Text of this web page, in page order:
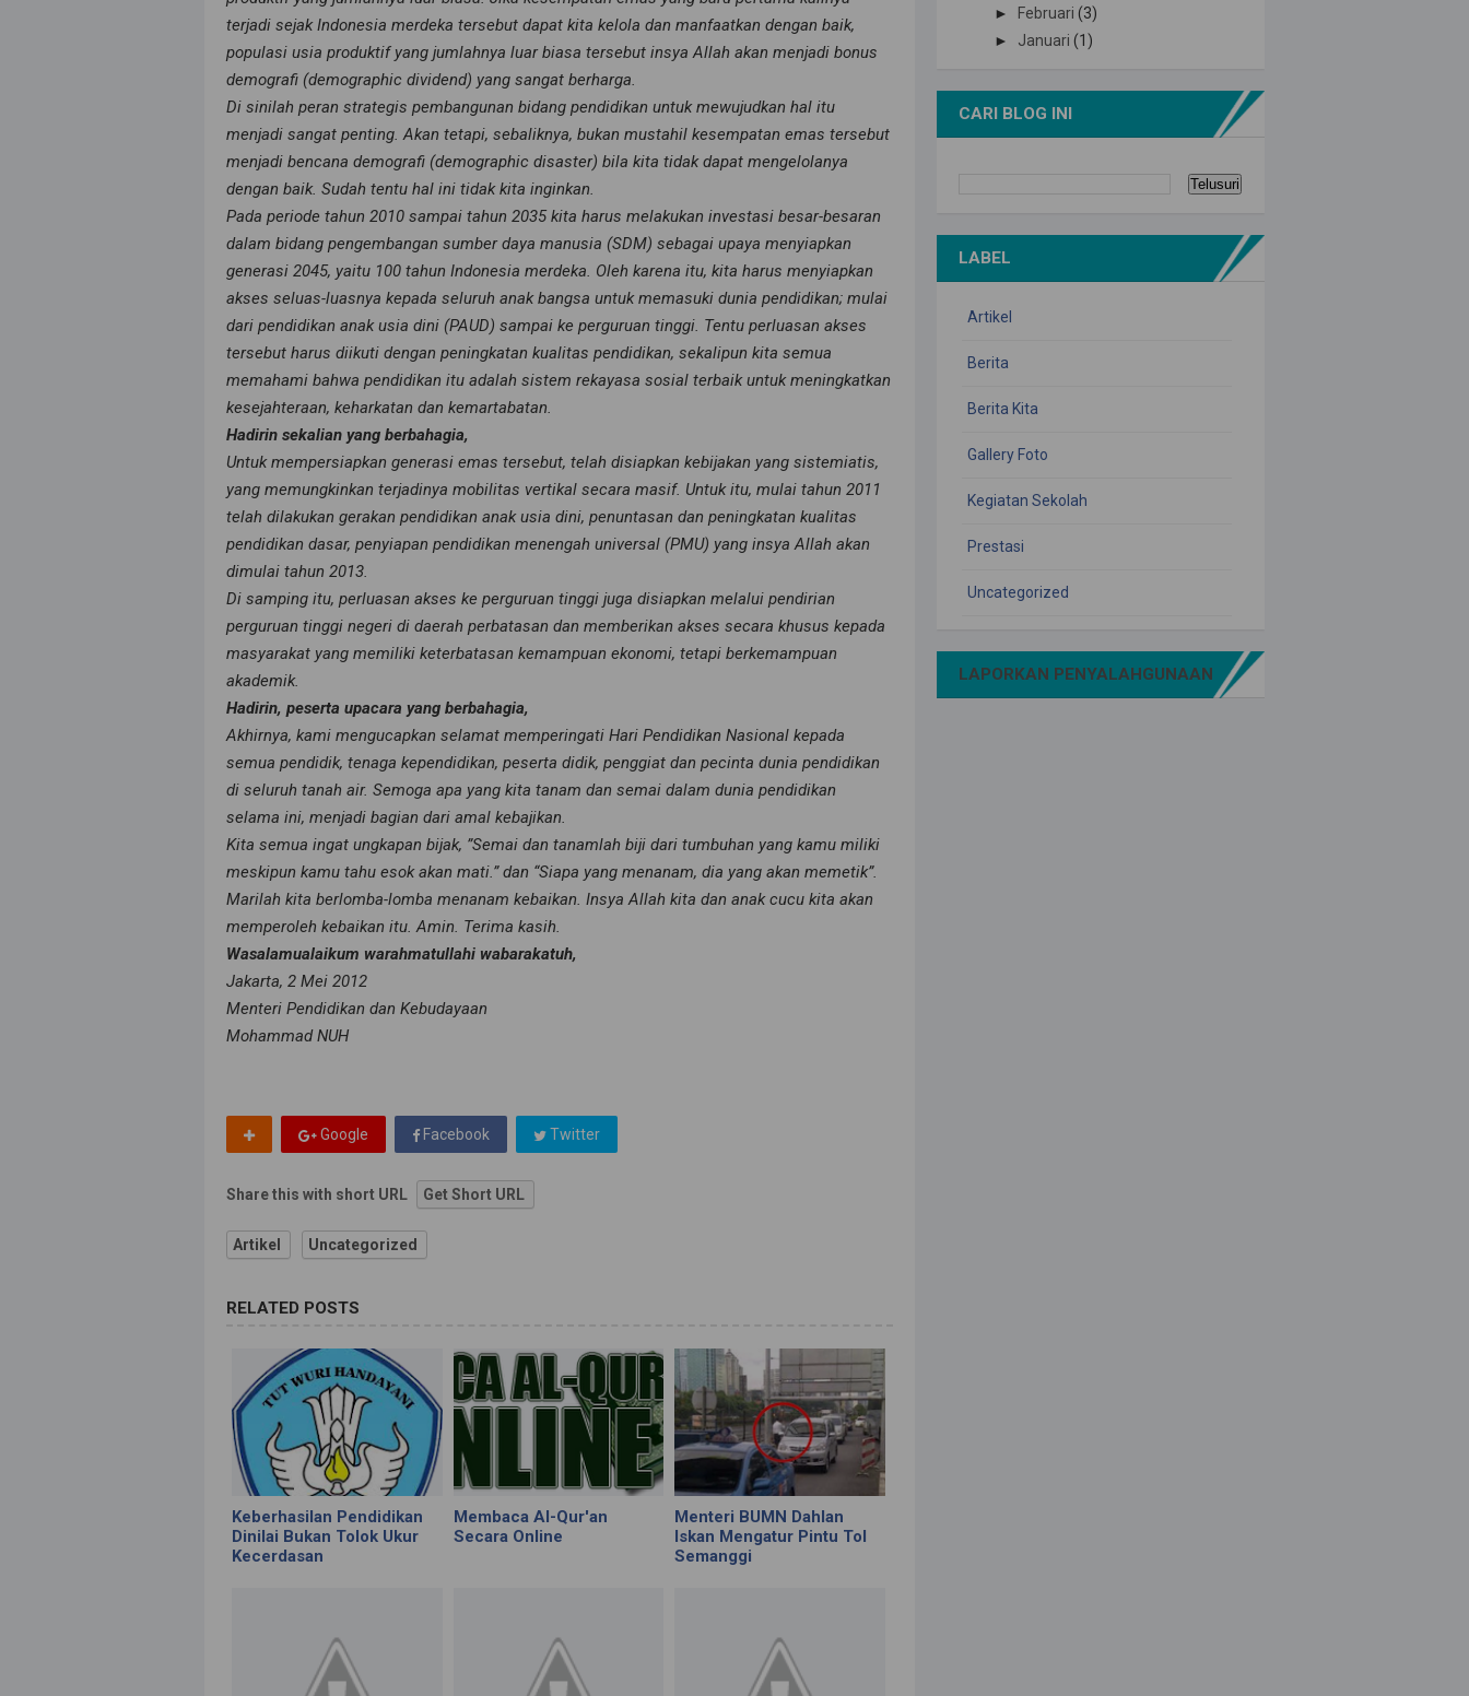
terjadi sejak Indonesia merdeka tersebut dapat kita kelola dan manfaatkan dengan baik,
populasi usia produktif yang jumlahnya luar biasa tersebut insya Allah akan menjadi bonus
demografi (demographic dividend) yang sangat berharga.
Di sinilah peran strategis pembangunan bidang pendidikan untuk mewujudkan hal itu
menjadi sangat penting. Akan tetapi, sebaliknya, bukan mustahil kesempatan emas tersebut
menjadi bencana demografi (demographic disaster) bila kita tidak dapat mengelolanya
dengan baik. Sudah tentu hal ini tidak kita inginkan.
Pada periode tahun 2010 sampai tahun 2035 kita harus melakukan investasi besar-besaran
dalam bidang pengembangan sumber daya manusia (SDM) sebagai upaya menyiapkan
generasi 2045, yaitu 100 tahun Indonesia merdeka. Oleh karena itu, kita harus menyiapkan
akses seluas-luasnya kepada seluruh anak bangsa untuk memasuki dunia pendidikan; mulai
dari pendidikan anak usia dini (PAUD) sampai ke perguruan tinggi. Tentu perluasan akses
tersebut harus diikuti dengan peningkatan kualitas pendidikan, sekalipun kita semua
memahami bahwa pendidikan itu adalah sistem rekayasa sosial terbaik untuk meningkatkan
kesejahteraan, keharkatan dan kemartabatan.
Hadirin sekalian yang berbahagia,
Untuk mempersiapkan generasi emas tersebut, telah disiapkan kebijakan yang sistemiatis,
yang memungkinkan terjadinya mobilitas vertikal secara masif. Untuk itu, mulai tahun 2011
telah dilakukan gerakan pendidikan anak usia dini, penuntasan dan peningkatan kualitas
pendidikan dasar, penyiapan pendidikan menengah universal (PMU) yang insya Allah akan
dimulai tahun 2013.
Di samping itu, perluasan akses ke perguruan tinggi juga disiapkan melalui pendirian
perguruan tinggi negeri di daerah perbatasan dan memberikan akses secara khusus kepada
masyarakat yang memiliki keterbatasan kemampuan ekonomi, tetapi berkemampuan
akademik.
Hadirin, peserta upacara yang berbahagia,
Akhirnya, kami mengucapkan selamat memperingati Hari Pendidikan Nasional kepada
semua pendidik, tenaga kependidikan, peserta didik, penggiat dan pecinta dunia pendidikan
di seluruh tanah air. Semoga apa yang kita tanam dan semai dalam dunia pendidikan
selama ini, menjadi bagian dari amal kebajikan.
Kita semua ingat ungkapan bijak, ”Semai dan tanamlah biji dari tumbuhan yang kamu miliki
meskipun kamu tahu esok akan mati.” dan “Siapa yang menanam, dia yang akan memetik”.
Marilah kita berlomba-lomba menanam kebaikan. Insya Allah kita dan anak cucu kita akan
memperoleh kebaikan itu. Amin. Terima kasih.
Wasalamualaikum warahmatullahi wabarakatuh,
Jakarta, 2 Mei 2012
Menteri Pendidikan dan Kebudayaan
Mohammad NUH
Google Facebook Twitter
Share this with short URL Get Short URL
Artikel Uncategorized
RELATED POSTS
Keberhasilan Pendidikan
Dinilai Bukan Tolok Ukur
Kecerdasan
Membaca Al-Qur'an
Secara Online
Menteri BUMN Dahlan
Iskan Mengatur Pintu Tol
Semanggi
►
Februari(3)
► Januari(1)
CARI BLOG INI
LABEL
Artikel
Berita
Berita Kita
Gallery Foto
Kegiatan Sekolah
Prestasi
Uncategorized
LAPORKAN PENYALAHGUNAAN